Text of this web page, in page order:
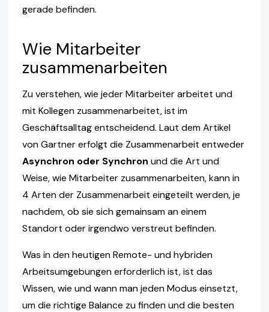
gerade befinden.
Wie Mitarbeiter
zusammenarbeiten
Zu verstehen, wie jeder Mitarbeiter arbeitet und
mit Kollegen zusammenarbeitet, ist im
Geschäftsalltag entscheidend. Laut dem Artikel
von Gartner erfolgt die Zusammenarbeit entweder
Asynchron oder Synchron und die Art und
Weise, wie Mitarbeiter zusammenarbeiten, kann in
4 Arten der Zusammenarbeit eingeteilt werden, je
nachdem, ob sie sich gemainsam an einem
Standort oder irgendwo verstreut befinden.
Was in den heutigen Remote- und hybriden
Arbeitsumgebungen erforderlich ist, ist das
Wissen, wie und wann man jeden Modus einsetzt,
um die richtige Balance zu finden und die besten